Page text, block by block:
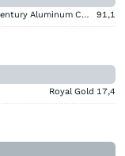
Century Aluminum Company 91,1
Royal Gold 17,4